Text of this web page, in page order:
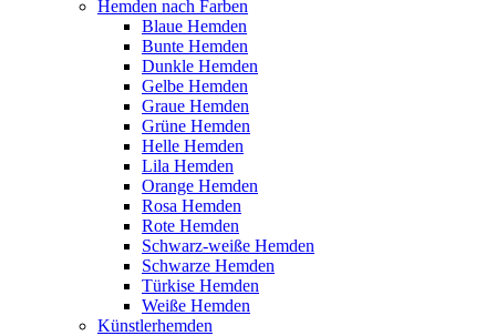
Hemden nach Farben
Blaue Hemden
Bunte Hemden
Dunkle Hemden
Gelbe Hemden
Graue Hemden
Grüne Hemden
Helle Hemden
Lila Hemden
Orange Hemden
Rosa Hemden
Rote Hemden
Schwarz-weiße Hemden
Schwarze Hemden
Türkise Hemden
Weiße Hemden
Künstlerhemden